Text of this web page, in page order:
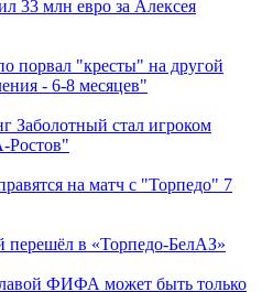
33 млн евро за Алексея
порвал "кресты" на другой
- 6-8 месяцев"
Заболотный стал игроком
Ростов"
на матч с "Торпедо" 7
в «Торпедо-БелАЗ»
ФИФА может быть только